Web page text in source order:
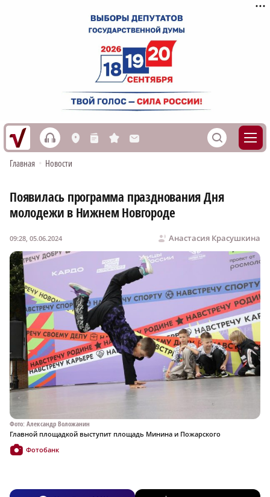
h L n s M S
Главная • Новости
Появилась программа празднования Дня
молодежи в Нижнем Новгороде
Анастасия Красушкина
09:28, 05.06.2024
Фото: Александр Воложанин
Главной площадкой выступит площадь Минина и Пожарского
Фотобанк